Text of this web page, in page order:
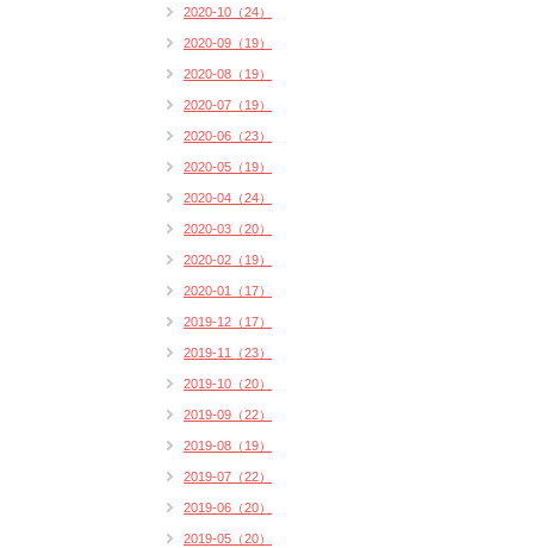
2020-10（24）
2020-09（19）
2020-08（19）
2020-07（19）
2020-06（23）
2020-05（19）
2020-04（24）
2020-03（20）
2020-02（19）
2020-01（17）
2019-12（17）
2019-11（23）
2019-10（20）
2019-09（22）
2019-08（19）
2019-07（22）
2019-06（20）
2019-05（20）